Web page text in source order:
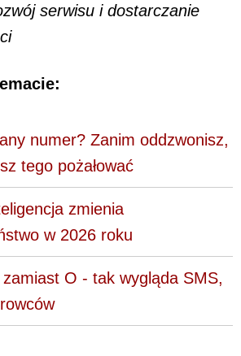
serwisu i dostarczanie
numer? Zanim oddzwonisz,
tego pożałować
zmienia
w 2026 roku
O - tak wygląda SMS,